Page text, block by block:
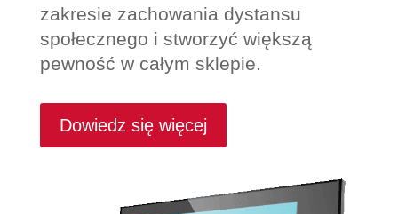
zakresie zachowania dystansu
społecznego i stworzyć większą
pewność w całym sklepie.
Dowiedz się więcej